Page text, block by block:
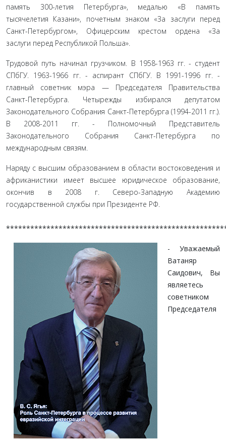
память 300-летия Петербурга», медалью «В память
тысячелетия Казани», почетным знаком «За заслуги перед
Санкт-Петербургом», Офицер­ским крестом ордена «За
заслуги перед Республикой Польша».
Трудовой путь начинал грузчиком. В 1958-1963 гг. - студент
СПбГУ. 1963-1966 гг. - аспирант СПбГУ. В 1991-1996 гг. -
главный советник мэра — Председателя Правительства
Санкт-Петербурга. Четырежды избирался депутатом
Законодательного Собрания Санкт-Петербурга (1994-2011 гг.).
В 2008-2011 гг. - Полномочный Представитель
Законодательного Собрания Санкт-Петербурга по
международным связям.
Наряду с высшим образованием в области востоковедения и
африканистики имеет высшее юридическое образование,
окончив в 2008 г. Северо-Западную Академию
государственной службы при Президенте РФ.
- Уважаемый
Ватаняр
Саидович, Вы
являетесь
совет­ником
Председателя